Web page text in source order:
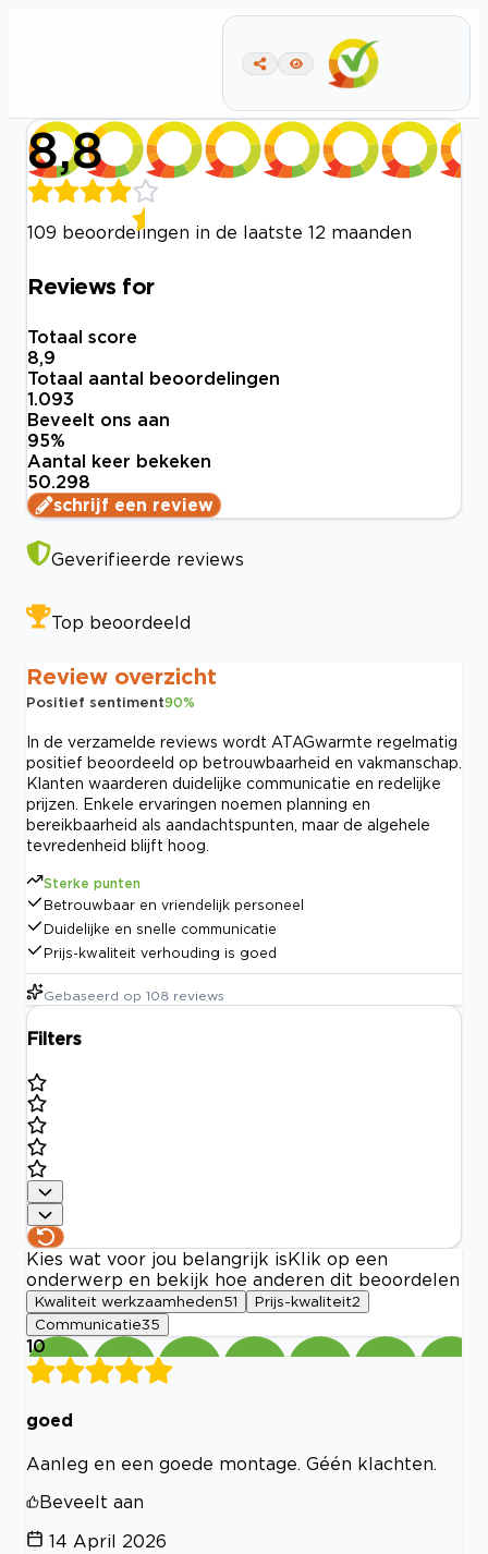
8,8
109 beoordelingen in de laatste 12 maanden
Reviews for
Totaal score
8,9
Totaal aantal beoordelingen
1.093
Beveelt ons aan
95%
Aantal keer bekeken
50.298
schrijf een review
Geverifieerde reviews
Top beoordeeld
Review overzicht
Positief sentiment90%
In de verzamelde reviews wordt ATAGwarmte regelmatig
positief beoordeeld op betrouwbaarheid en vakmanschap.
Klanten waarderen duidelijke communicatie en redelijke
prijzen. Enkele ervaringen noemen planning en
bereikbaarheid als aandachtspunten, maar de algehele
tevredenheid blijft hoog.
Sterke punten
Betrouwbaar en vriendelijk personeel
Duidelijke en snelle communicatie
Prijs-kwaliteit verhouding is goed
Gebaseerd op 108 reviews
Filters
Kies wat voor jou belangrijk is Klik op een
onderwerp en bekijk hoe anderen dit beoordelen
Kwaliteit werkzaamheden51 Prijs-kwaliteit2
Communicatie35
10
goed
Aanleg en een goede montage. Géén klachten.
Beveelt aan
14 April 2026